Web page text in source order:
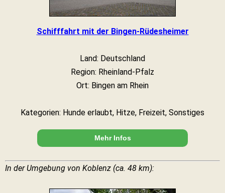
Schifffahrt mit der Bingen-Rüdesheimer
Land: Deutschland
Region: Rheinland-Pfalz
Ort: Bingen am Rhein
Kategorien: Hunde erlaubt, Hitze, Freizeit, Sonstiges
Mehr Infos
In der Umgebung von Koblenz (ca. 48 km):